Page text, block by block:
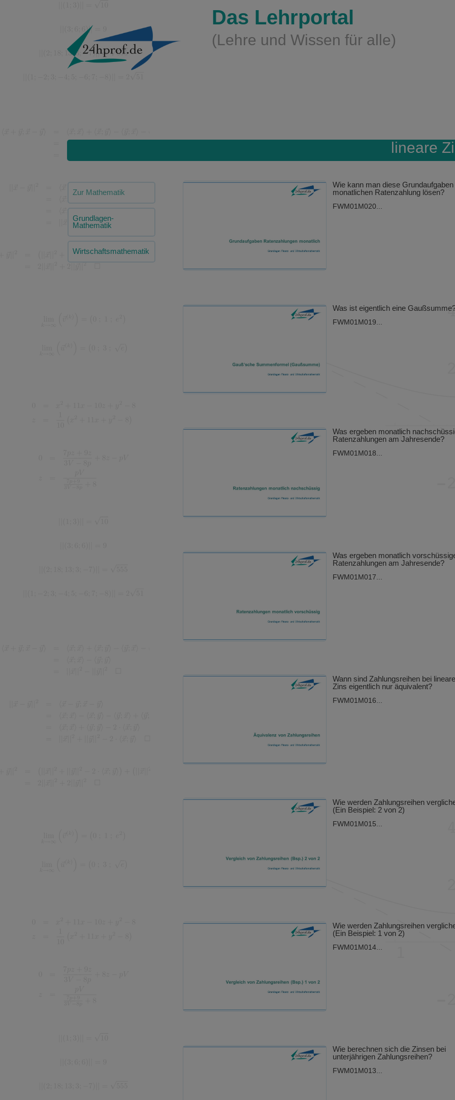
Das Lehrportal
(Lehre und Wissen für alle)
lineare
Zur Mathematik
Grundlagen-
Mathematik
Wirtschaftsmathematik
Wie kann man diese
monatlichen Ratenzahlung lösen?
FWM01M020...
Was ist eigentlich eine
FWM01M019...
Was ergeben monatlich
Ratenzahlungen am Jahresende?
FWM01M018...
Was ergeben monatlich
Ratenzahlungen am Jahresende?
FWM01M017...
Wann sind Zahlungsreihen bei
Zins eigentlich nur äquivalent?
FWM01M016...
Wie werden Zahlungsreihen
(Ein Beispiel: 2 von 2)
FWM01M015...
Wie werden Zahlungsreihen
(Ein Beispiel: 1 von 2)
FWM01M014...
Wie berechnen sich die Zinsen bei
unterjährigen Zahlungsreihen?
FWM01M013...